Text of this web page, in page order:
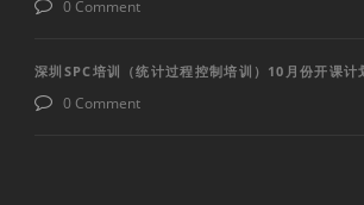
0 Comment
深圳SPC培训（统计过程控制培训）10月份开课计
0 Comment